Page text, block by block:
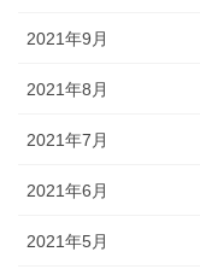
2021年9月
2021年8月
2021年7月
2021年6月
2021年5月